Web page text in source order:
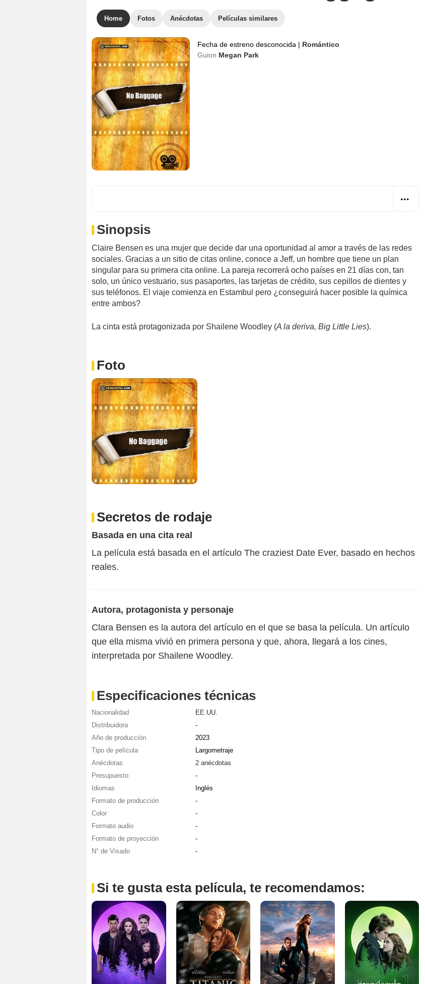
Home Fotos Anécdotas Películas similares
Fecha de estreno desconocida | Romántico
Guion Megan Park
Sinopsis
Claire Bensen es una mujer que decide dar una oportunidad al amor a través de las redes
sociales. Gracias a un sitio de citas online, conoce a Jeff, un hombre que tiene un plan
singular para su primera cita online. La pareja recorrerá ocho países en 21 días con, tan
solo, un único vestuario, sus pasaportes, las tarjetas de crédito, sus cepillos de dientes y
sus teléfonos. El viaje comienza en Estambul pero ¿conseguirá hacer posible la química
entre ambos?
La cinta está protagonizada por Shailene Woodley (A la deriva, Big Little Lies).
Foto
Secretos de rodaje
Basada en una cita real
La película está basada en el artículo The craziest Date Ever, basado en hechos
reales.
Autora, protagonista y personaje
Clara Bensen es la autora del artículo en el que se basa la película. Un artículo
que ella misma vivió en primera persona y que, ahora, llegará a los cines,
interpretada por Shailene Woodley.
Especificaciones técnicas
Nacionalidad
EE.UU.
Distribuidora
-
Año de producción
2023
Tipo de película
Largometraje
Anécdotas
2 anécdotas
Presupuesto
-
Idiomas
Inglés
Formato de producción
-
Color
-
Formato audio
-
Formato de proyección
-
N° de Visado
-
Si te gusta esta película, te recomendamos: